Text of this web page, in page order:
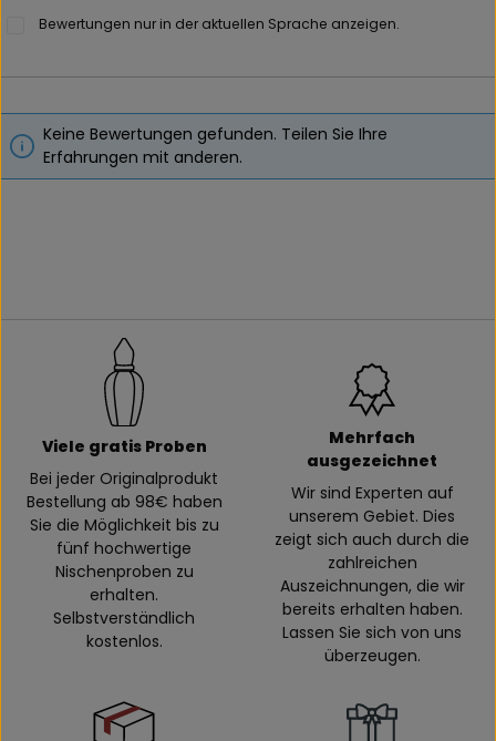
Bewertungen nur in der aktuellen Sprache anzeigen.
Keine Bewertungen gefunden. Teilen Sie Ihre
Erfahrungen mit anderen.
Viele gratis Proben
Bei jeder Originalprodukt
Bestellung ab 98€ haben
Sie die Möglichkeit bis zu
fünf hochwertige
Nischenproben zu
erhalten.
Selbstverständlich
kostenlos.
Mehrfach
ausgezeichnet
Wir sind Experten auf
unserem Gebiet. Dies
zeigt sich auch durch die
zahlreichen
Auszeichnungen, die wir
bereits erhalten haben.
Lassen Sie sich von uns
überzeugen.